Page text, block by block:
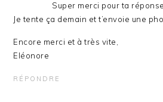
Super merci pour ta
Je tente ça demain et t’envoie une
Encore merci et à très vite,
Eléonore
RÉPONDRE